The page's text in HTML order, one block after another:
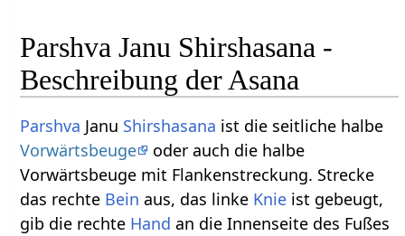
Parshva Janu Shirshasana -
Beschreibung der Asana
Parshva Janu Shirshasana ist die seitliche halbe
Vorwärtsbeuge
oder auch die halbe
Vorwärtsbeuge mit Flankenstreckung. Strecke
das rechte Bein aus, das linke Knie ist gebeugt,
gib die rechte Hand an die Innenseite des Fußes